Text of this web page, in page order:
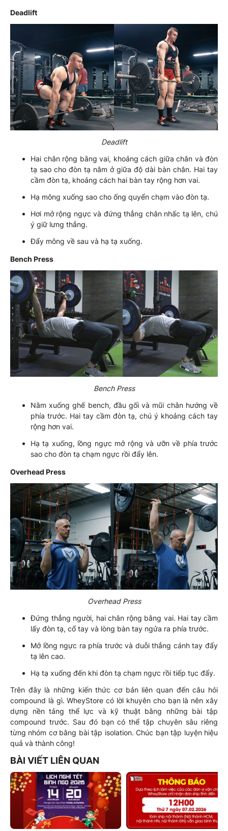
Deadlift
Deadlift
Hai chân rộng bằng vai, khoảng cách giữa chân và đòn
tạ sao cho đòn tạ nằm ở giữa độ dài bàn chân. Hai tay
cầm đòn tạ, khoảng cách hai bàn tay rộng hơn vai.
Hạ mông xuống sao cho ống quyển chạm vào đòn tạ.
Hơi mở rộng ngực và đứng thẳng chân nhấc tạ lên, chú
ý giữ lưng thẳng.
Đẩy mông về sau và hạ tạ xuống.
Bench Press
Bench Press
Nằm xuống ghế bench, đầu gối và mũi chân hướng về
phía trước. Hai tay cầm đòn tạ, chú ý khoảng cách tay
rộng hơn vai.
Hạ tạ xuống, lồng ngực mở rộng và ưỡn về phía trước
sao cho đòn tạ chạm ngực rồi đẩy lên.
Overhead Press
Overhead Press
Đứng thẳng người, hai chân rộng bằng vai. Hai tay cầm
lấy đòn tạ, cổ tay và lòng bàn tay ngửa ra phía trước.
Mở lồng ngực ra phía trước và duỗi thẳng cánh tay đẩy
tạ lên cao.
Hạ tạ xuống đến khi đòn tạ chạm ngực rồi tiếp tục đẩy.
Trên đây là những kiến thức cơ bản liên quan đến câu hỏi
compound là gì. WheyStore có lời khuyên cho bạn là nên xây
dựng nền tảng thể lực và kỹ thuật bằng những bài tập
compound trước. Sau đó bạn có thể tập chuyên sâu riêng
từng nhóm cơ bằng bài tập isolation. Chúc bạn tập luyện hiệu
quả và thành công!
BÀI VIẾT LIÊN QUAN